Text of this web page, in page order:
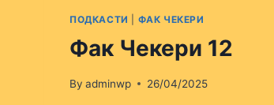
ПОДКАСТИ ФАК ЧЕКЕРИ
Фак Чекери 12
By adminwp 26/04/2025